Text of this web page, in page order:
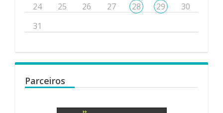
24
25 26 27 28 29
30
31
Parceiros